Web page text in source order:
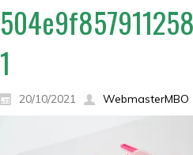
1
20/10/2021 WebmasterMBO